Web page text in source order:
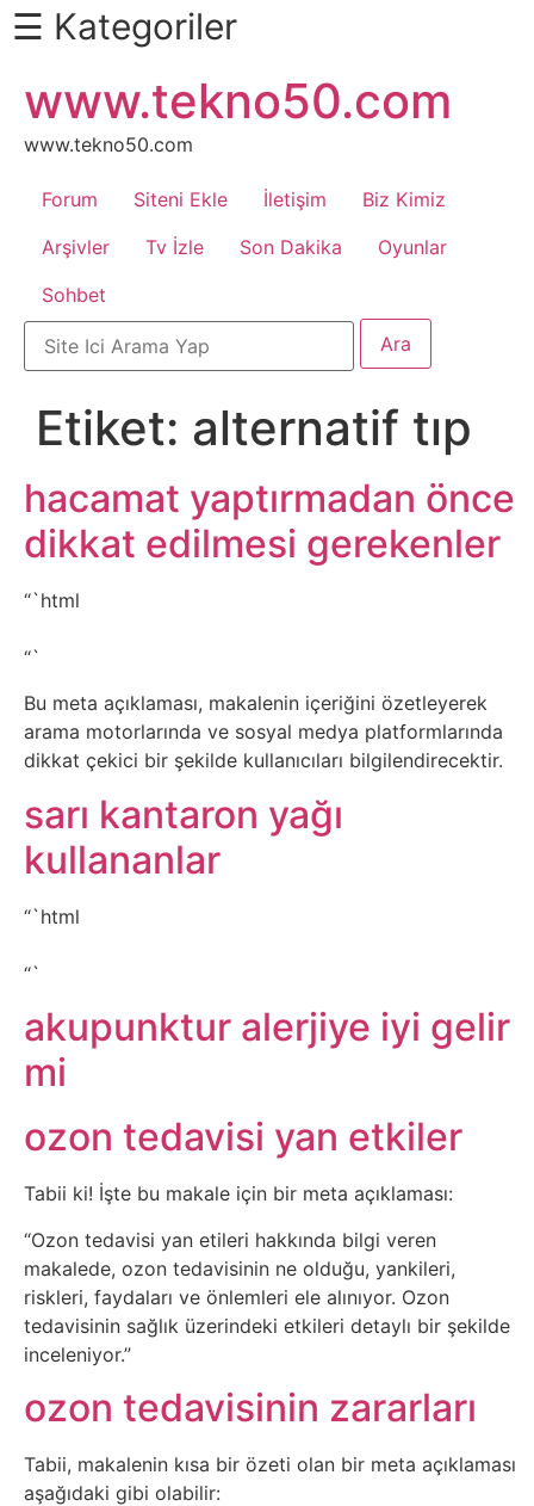
Daha
Fazlası
İçin
Kaydır
Android
Apk
Arabalar
Bankacılık
İşlemleri
Belgesel
Bilim
Bitcoin
Bitkiler
Diğer
Medyalar
Din
Dokümanlar
Domain
Download
Devlet
☰ Kategoriler
atla
www.tekno50.com
www.tekno50.com
Forum Siteni Ekle İletişim
Biz Kimiz
Arşivler
Tv İzle Son Dakika
Oyunlar
Sohbet
Etiket: alternatif tıp
hacamat yaptırmadan önce
dikkat edilmesi gerekenler
“`html
“`
Bu meta açıklaması, makalenin içeriğini özetleyerek
arama motorlarında ve sosyal medya platformlarında
dikkat çekici bir şekilde kullanıcıları bilgilendirecektir.
sarı kantaron yağı
kullananlar
“`html
“`
akupunktur alerjiye iyi gelir
mi
ozon tedavisi yan etkiler
Tabii ki! İşte bu makale için bir meta açıklaması:
“Ozon tedavisi yan etileri hakkında bilgi veren
makalede, ozon tedavisinin ne olduğu, yankileri,
riskleri, faydaları ve önlemleri ele alınıyor. Ozon
tedavisinin sağlık üzerindeki etkileri detaylı bir şekilde
inceleniyor.”
ozon tedavisinin zararları
Tabii, makalenin kısa bir özeti olan bir meta açıklaması
aşağıdaki gibi olabilir: